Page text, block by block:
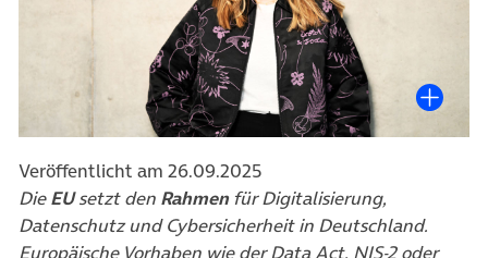
Veröffentlicht am 26.09.2025
DieEUsetzt den Rahmenfür Digitalisierung,
Datenschutz und Cybersicherheit in Deutschland.